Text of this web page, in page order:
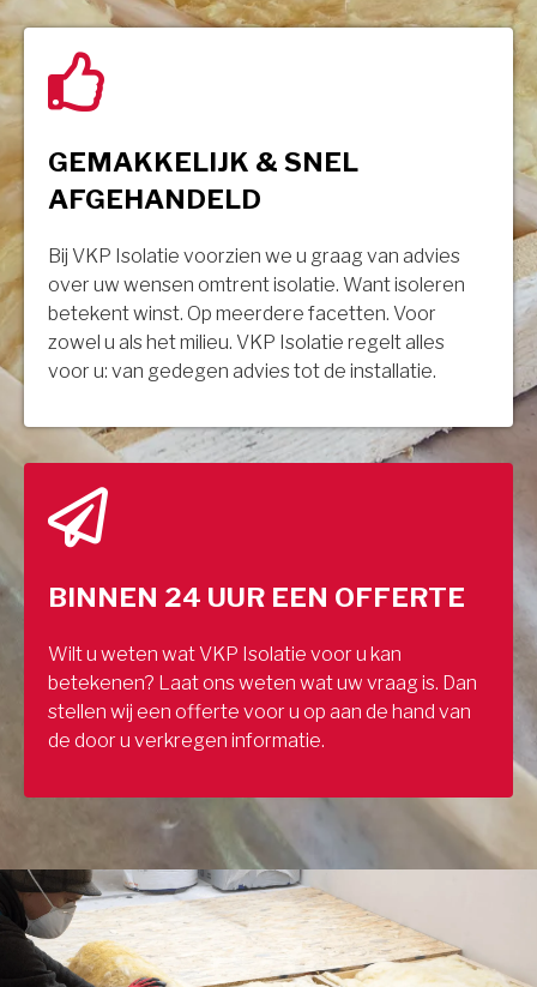
GEMAKKELIJK & SNEL
AFGEHANDELD
Bij VKP Isolatie voorzien we u graag van advies
over uw wensen omtrent isolatie. Want isoleren
betekent winst. Op meerdere facetten. Voor
zowel u als het milieu. VKP Isolatie regelt alles
voor u: van gedegen advies tot de installatie.
BINNEN 24 UUR EEN OFFERTE
Wilt u weten wat VKP Isolatie voor u kan
betekenen? Laat ons weten wat uw vraag is. Dan
stellen wij een offerte voor u op aan de hand van
de door u verkregen informatie.